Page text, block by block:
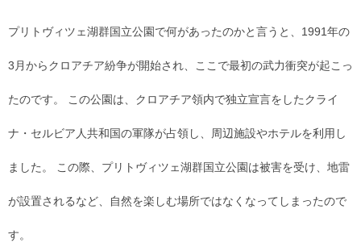
プリトヴィツェ湖群国立公園で何があったのかと言うと、1991年の
3月からクロアチア紛争が開始され、ここで最初の武力衝突が起こっ
たのです。 この公園は、クロアチア領内で独立宣言をしたクライ
ナ・セルビア人共和国の軍隊が占領し、周辺施設やホテルを利用し
ました。 この際、プリトヴィツェ湖群国立公園は被害を受け、地雷
が設置されるなど、自然を楽しむ場所ではなくなってしまったので
す。